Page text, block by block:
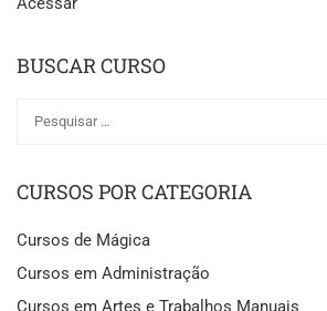
BUSCAR CURSO
CURSOS POR CATEGORIA
Cursos de Mágica
Cursos em Administração
Cursos em Artes e Trabalhos Manuais